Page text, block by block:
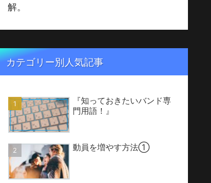
解。
カテゴリー別人気記事
『知っておきたいバンド専
門用語！』
動員を増やす方法①